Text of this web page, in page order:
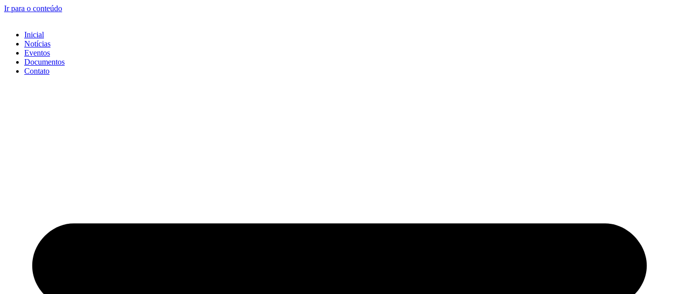
Ir para o conteúdo
Inicial
Notícias
Eventos
Documentos
Contato